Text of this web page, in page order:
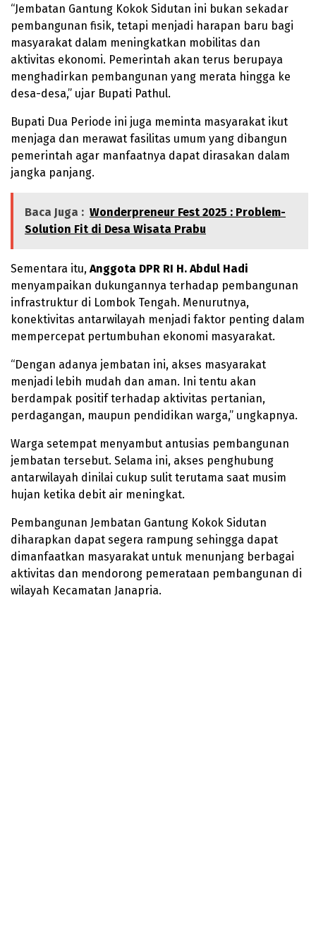
“Jembatan Gantung Kokok Sidutan ini bukan sekadar
pembangunan fisik, tetapi menjadi harapan baru bagi
masyarakat dalam meningkatkan mobilitas dan
aktivitas ekonomi. Pemerintah akan terus berupaya
menghadirkan pembangunan yang merata hingga ke
desa-desa,” ujar Bupati Pathul.
Bupati Dua Periode ini juga meminta masyarakat ikut
menjaga dan merawat fasilitas umum yang dibangun
pemerintah agar manfaatnya dapat dirasakan dalam
jangka panjang.
Baca Juga : Wonderpreneur Fest 2025 : Problem-
Solution Fit di Desa Wisata Prabu
Sementara itu, Anggota DPR RI H. Abdul Hadi
menyampaikan dukungannya terhadap pembangunan
infrastruktur di Lombok Tengah. Menurutnya,
konektivitas antarwilayah menjadi faktor penting dalam
mempercepat pertumbuhan ekonomi masyarakat.
“Dengan adanya jembatan ini, akses masyarakat
menjadi lebih mudah dan aman. Ini tentu akan
berdampak positif terhadap aktivitas pertanian,
perdagangan, maupun pendidikan warga,” ungkapnya.
Warga setempat menyambut antusias pembangunan
jembatan tersebut. Selama ini, akses penghubung
antarwilayah dinilai cukup sulit terutama saat musim
hujan ketika debit air meningkat.
Pembangunan Jembatan Gantung Kokok Sidutan
diharapkan dapat segera rampung sehingga dapat
dimanfaatkan masyarakat untuk menunjang berbagai
aktivitas dan mendorong pemerataan pembangunan di
wilayah Kecamatan Janapria.